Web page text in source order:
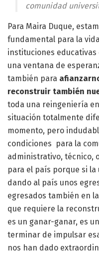
comunidad
Para Maira Duque,
fundamental para la
instituciones educativas
una ventana de
también para
reconstruir también
toda una reingeniería
situación totalmente
momento, pero
condiciones para la
administrativo, técnico,
para el país porque si
dando al país unos
egresados también en
que requiere la
es un ganar-ganar, es
terminar de impulsar
nos han dado